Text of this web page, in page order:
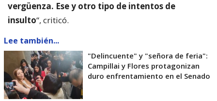
vergüenza. Ese y otro tipo de intentos de
insulto“, criticó.
Lee también...
"Delincuente" y "señora de feria":
Campillai y Flores protagonizan
duro enfrentamiento en el Senado